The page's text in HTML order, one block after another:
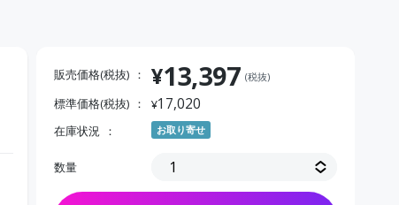
販売価格(税抜) ¥13,397 (税抜)
標準価格(税抜) ¥17,020
在庫状況 お取り寄せ
数量